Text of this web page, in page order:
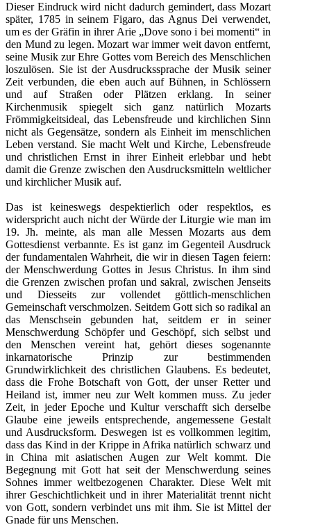
Dieser Eindruck wird nicht dadurch gemindert, dass Mozart
später, 1785 in seinem Figaro, das Agnus Dei verwendet,
um es der Gräfin in ihrer Arie „Dove sono i bei momenti“ in
den Mund zu legen. Mozart war immer weit davon entfernt,
seine Musik zur Ehre Gottes vom Bereich des Menschlichen
loszulösen. Sie ist der Ausdruckssprache der Musik seiner
Zeit verbunden, die eben auch auf Bühnen, in Schlössern
und auf Straßen oder Plätzen erklang. In seiner
Kirchenmusik spiegelt sich ganz natürlich Mozarts
Frömmigkeitsideal, das Lebensfreude und kirchlichen Sinn
nicht als Gegensätze, sondern als Einheit im menschlichen
Leben verstand. Sie macht Welt und Kirche, Lebensfreude
und christlichen Ernst in ihrer Einheit erlebbar und hebt
damit die Grenze zwischen den Ausdrucksmitteln weltlicher
und kirchlicher Musik auf.
Das ist keineswegs despektierlich oder respektlos, es
widerspricht auch nicht der Würde der Liturgie wie man im
19. Jh. meinte, als man alle Messen Mozarts aus dem
Gottesdienst verbannte. Es ist ganz im Gegenteil Ausdruck
der fundamentalen Wahrheit, die wir in diesen Tagen feiern:
der Menschwerdung Gottes in Jesus Christus. In ihm sind
die Grenzen zwischen profan und sakral, zwischen Jenseits
und Diesseits zur vollendet göttlich-menschlichen
Gemeinschaft verschmolzen. Seitdem Gott sich so radikal an
das Menschsein gebunden hat, seitdem er in seiner
Menschwerdung Schöpfer und Geschöpf, sich selbst und
den Menschen vereint hat, gehört dieses sogenannte
inkarnatorische Prinzip zur bestimmenden
Grundwirklichkeit des christlichen Glaubens. Es bedeutet,
dass die Frohe Botschaft von Gott, der unser Retter und
Heiland ist, immer neu zur Welt kommen muss. Zu jeder
Zeit, in jeder Epoche und Kultur verschafft sich derselbe
Glaube eine jeweils entsprechende, angemessene Gestalt
und Ausdrucksform. Deswegen ist es vollkommen legitim,
dass das Kind in der Krippe in Afrika natürlich schwarz und
in China mit asiatischen Augen zur Welt kommt. Die
Begegnung mit Gott hat seit der Menschwerdung seines
Sohnes immer weltbezogenen Charakter. Diese Welt mit
ihrer Geschichtlichkeit und in ihrer Materialität trennt nicht
von Gott, sondern verbindet uns mit ihm. Sie ist Mittel der
Gnade für uns Menschen.